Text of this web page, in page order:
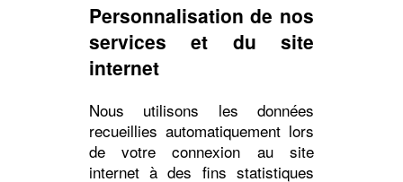
Personnalisation de nos
services et du site
internet
Nous utilisons les données
recueillies automatiquement lors
de votre connexion au site
internet à des fins statistiques